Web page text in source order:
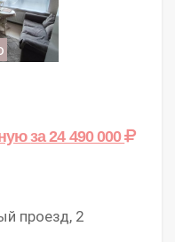
за 24 490 000
проезд, 2